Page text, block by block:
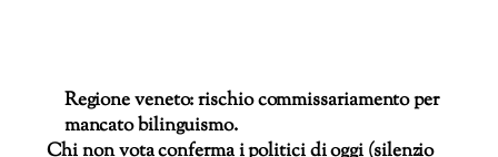
Regione veneto: rischio commissariamento per
mancato bilinguismo.
Chi non vota conferma i politici di oggi (silenzio